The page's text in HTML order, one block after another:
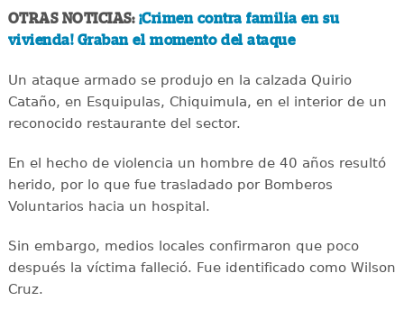
OTRAS NOTICIAS: ¡Crimen contra familia en su
vivienda! Graban el momento del ataque
Un ataque armado se produjo en la calzada Quirio
Cataño, en Esquipulas, Chiquimula, en el interior de un
reconocido restaurante del sector.
En el hecho de violencia un hombre de 40 años resultó
herido, por lo que fue trasladado por Bomberos
Voluntarios hacia un hospital.
Sin embargo, medios locales confirmaron que poco
después la víctima falleció. Fue identificado como Wilson
Cruz.